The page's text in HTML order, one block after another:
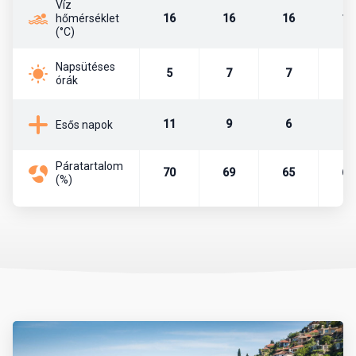
Főváros
Törökország fővárosa 1923 óta a kb. 5,5 millió lakosú Ankara. Itt
ülésezik a parlament, illetve itt találhatók a fontosabb
alapítója, Mustafa Kemal Atatürk is az itt lévő Anitkabir
mauzóleumban.
Pénznem, pénzváltás
Célszerű eurót vagy dollárt még Magyarországról magunkkal
Víz
hőmérséklet
(°C)
16 16 16 18
Napsütéses
órák
5 7 7
Esős napok 11 9 6
Páratartalom
(%)
70 69 65 67